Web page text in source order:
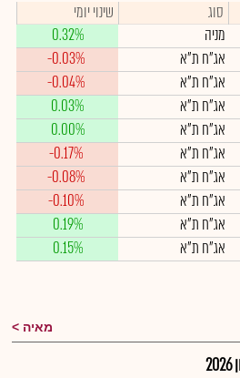
סוג
שינוי יומי
מניה
0.32%
אג"ח ת"א
-0.03%
אג"ח ת"א
-0.04%
אג"ח ת"א
0.03%
אג"ח ת"א
0.00%
אג"ח ת"א
-0.17%
אג"ח ת"א
-0.08%
אג"ח ת"א
-0.10%
אג"ח ת"א
0.19%
אג"ח ת"א 0.15%
מאיה